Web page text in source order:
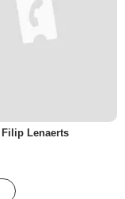
Filip Lenaerts